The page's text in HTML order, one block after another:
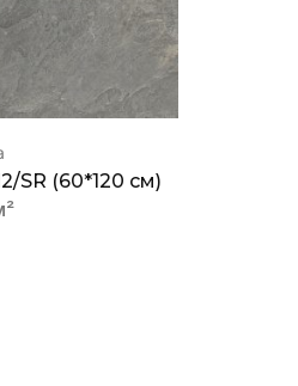
SR (60*120 см)